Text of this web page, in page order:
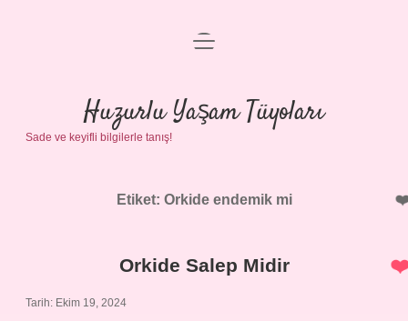
Anasayfa
Gizlilik Politikası
Yasal Uyarı
menüyü
Huzurlu Yaşam Tüyoları
Sade ve keyifli bilgilerle tanış!
Etiket: Orkide endemik mi
Orkide Salep Midir
Tarih: Ekim 19, 2024